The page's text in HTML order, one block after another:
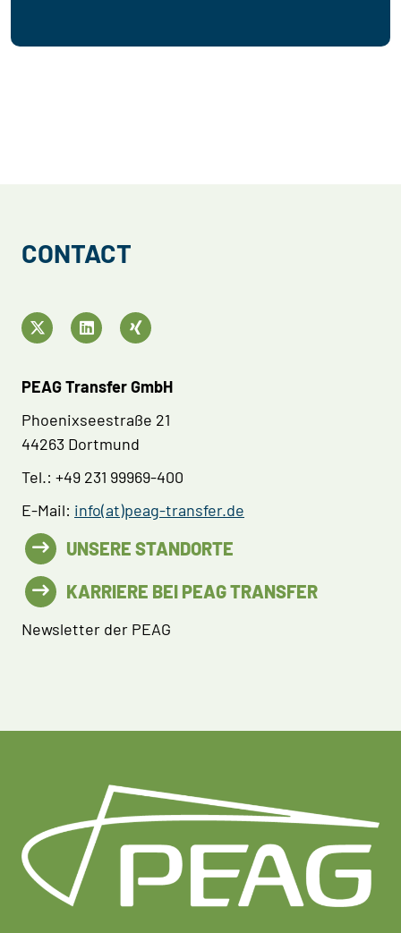
CONTACT
PEAG Transfer GmbH
Phoenixseestraße 21
44263 Dortmund
Tel.: +49 231 99969-400
E-Mail: info(at)peag-transfer.de
UNSERE STANDORTE
KARRIERE BEI PEAG TRANSFER
Newsletter der PEAG